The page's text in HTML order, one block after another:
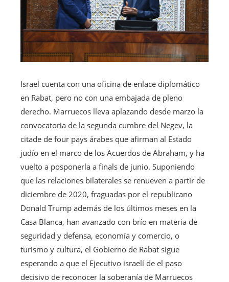
Israel cuenta con una oficina de enlace diplomático
en Rabat, pero no con una embajada de pleno
derecho. Marruecos lleva aplazando desde marzo la
convocatoria de la segunda cumbre del Negev, la
citade de four pays árabes que afirman al Estado
judío en el marco de los Acuerdos de Abraham, y ha
vuelto a posponerla a finals de junio. Suponiendo
que las relaciones bilaterales se renueven a partir de
diciembre de 2020, fraguadas por el republicano
Donald Trump además de los últimos meses en la
Casa Blanca, han avanzado con brío en materia de
seguridad y defensa, economía y comercio, o
turismo y cultura, el Gobierno de Rabat sigue
esperando a que el Ejecutivo israelí de el paso
decisivo de reconocer la soberanía de Marruecos